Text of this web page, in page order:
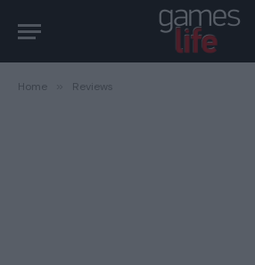
Home Reviews